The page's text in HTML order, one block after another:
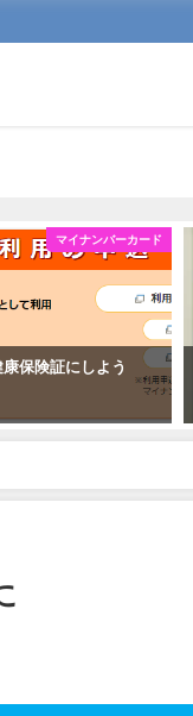
マイナンバーカード
保険証にしよう